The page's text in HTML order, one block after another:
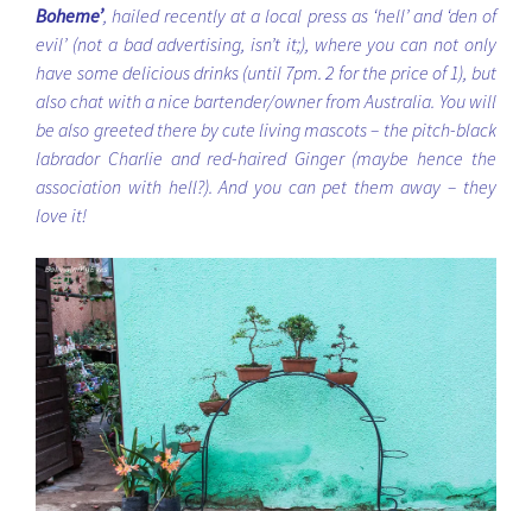
Boheme’, hailed recently at a local press as ‘hell’ and ‘den of
evil’ (not a bad advertising, isn’t it;), where you can not only
have some delicious drinks (until 7pm. 2 for the price of 1), but
also chat with a nice bartender/owner from Australia. You will
be also greeted there by cute living mascots – the pitch-black
labrador Charlie and red-haired Ginger (maybe hence the
association with hell?). And you can pet them away – they
love it!